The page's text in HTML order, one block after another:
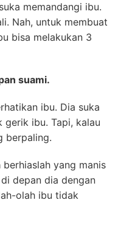
memandangi ibu.
Nah, untuk membuat
bisa melakukan 3
suami.
ibu. Dia suka
gerik ibu. Tapi, kalau
berpaling.
yang manis
depan dia dengan
olah ibu tidak